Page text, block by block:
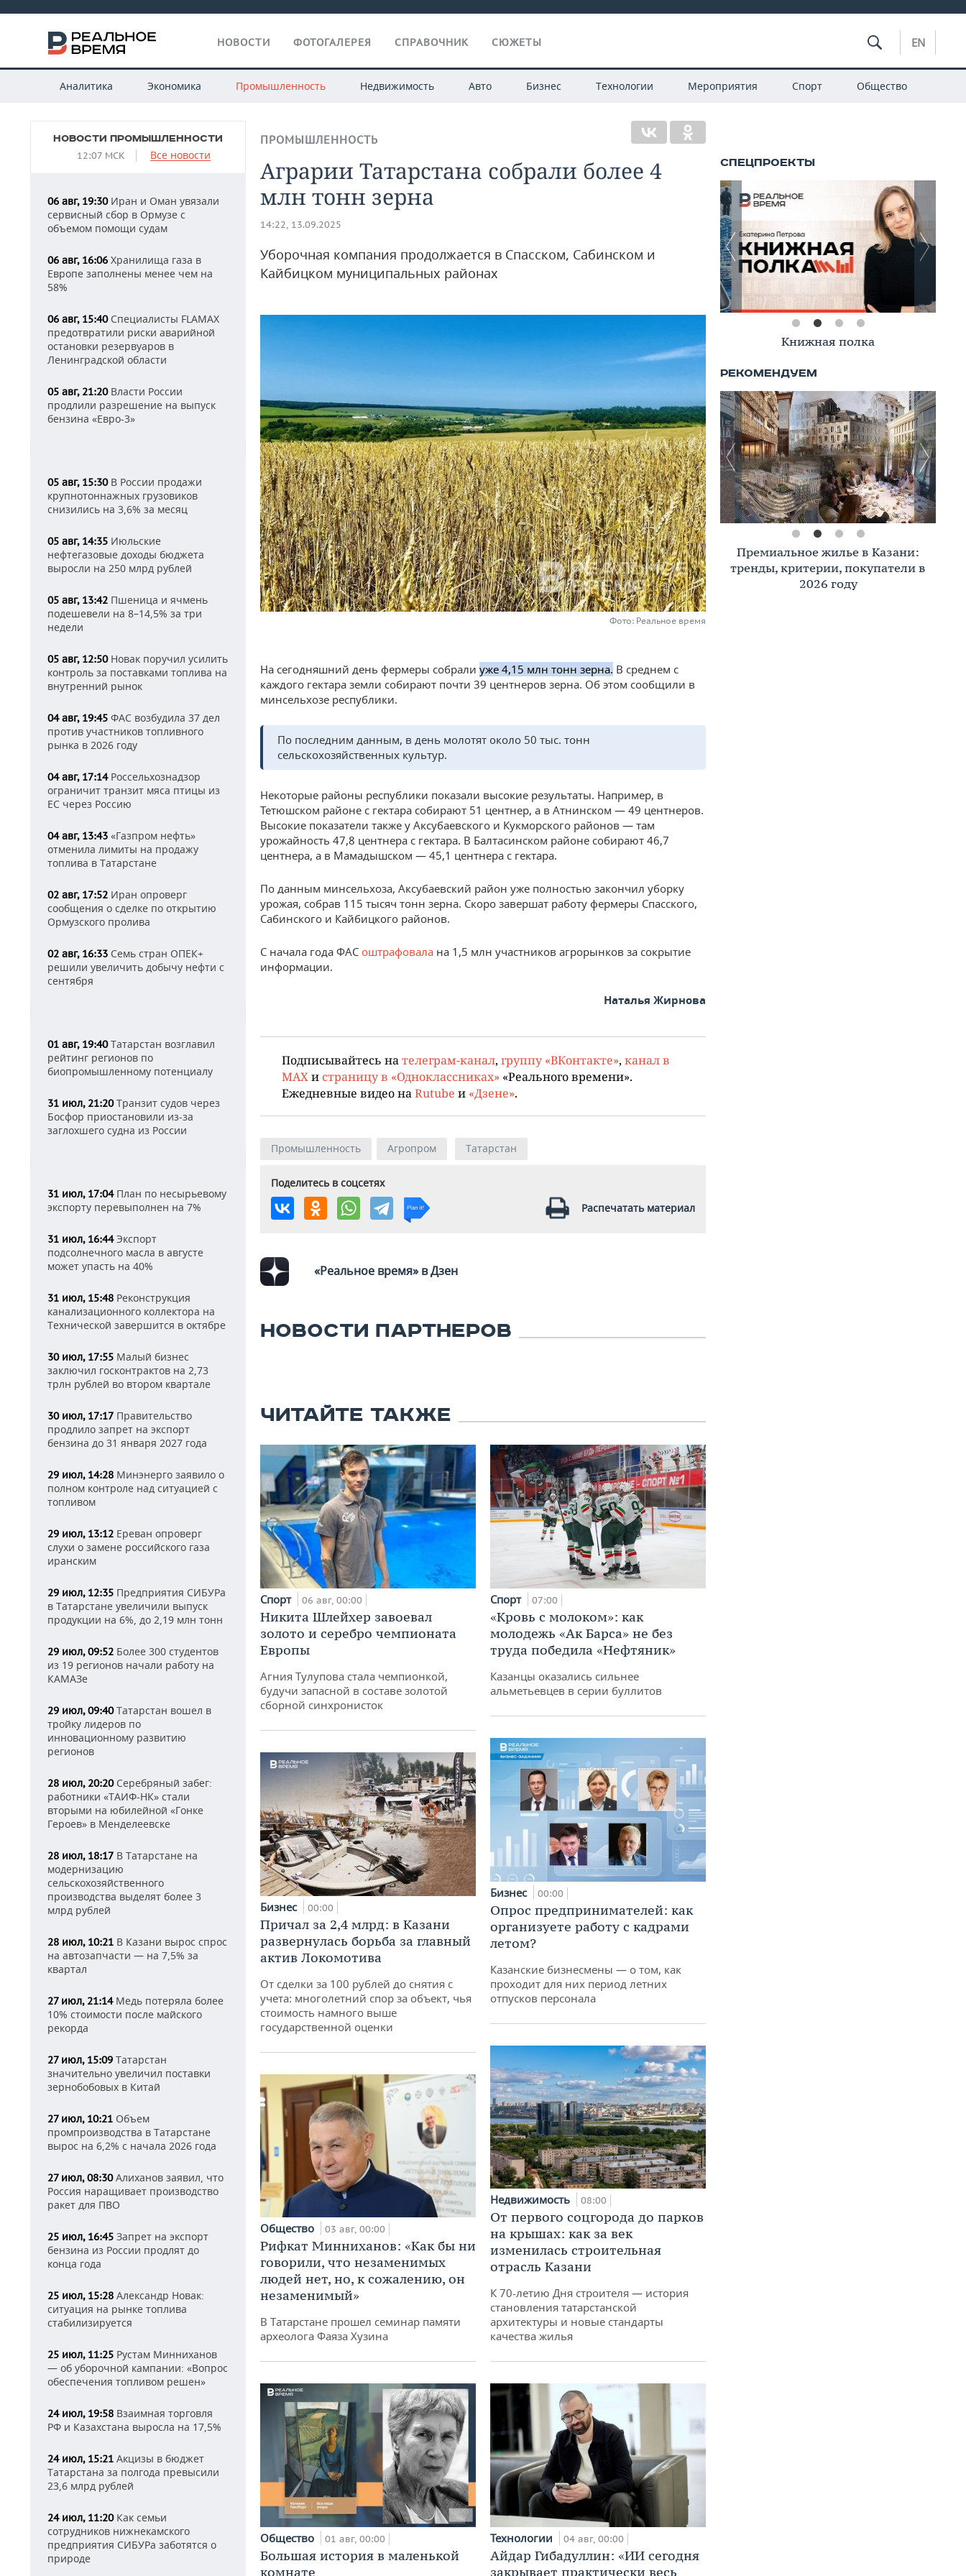
НОВОСТИ ФОТОГАЛЕРЕЯ СПРАВОЧНИК СЮЖЕТЫ EN
Аналитика Экономика Промышленность Недвижимость Авто Бизнес Технологии Мероприятия Спорт Общество
НОВОСТИ ПРОМЫШЛЕННОСТИ
12:07 МСК Все новости
06 авг, 19:30Иран и Оман увязали
сервисный сбор в Ормузе с
объемом помощи судам
06 авг, 16:06 Хранилища газа в
Европе заполнены менее чем на
58%
06 авг, 15:40Специалисты FLAMAX
предотвратили риски аварийной
остановки резервуаров в
Ленинградской области
05 авг, 21:20Власти России
продлили разрешение на выпуск
бензина «Евро-3»
05 авг, 15:30В России продажи
крупнотоннажных грузовиков
снизились на 3,6% за месяц
05 авг, 14:35 Июльские
нефтегазовые доходы бюджета
выросли на 250 млрд рублей
05 авг, 13:42 Пшеница и ячмень
подешевели на 8–14,5% за три
недели
05 авг, 12:50Новак поручил усилить
контроль за поставками топлива на
внутренний рынок
04 авг, 19:45 ФАС возбудила 37 дел
против участников топливного
рынка в 2026 году
04 авг, 17:14Россельхознадзор
ограничит транзит мяса птицы из
ЕС через Россию
04 авг, 13:43 «Газпром нефть»
отменила лимиты на продажу
топлива в Татарстане
02 авг, 17:52 Иран опроверг
сообщения о сделке по открытию
Ормузского пролива
02 авг, 16:33 Семь стран ОПЕК+
решили увеличить добычу нефти с
сентября
01 авг, 19:40Татарстан возглавил
рейтинг регионов по
биопромышленному потенциалу
31 июл, 21:20Транзит судов через
Босфор приостановили из-за
заглохшего судна из России
31 июл, 17:04План по несырьевому
экспорту перевыполнен на 7%
31 июл, 16:44Экспорт
подсолнечного масла в августе
может упасть на 40%
31 июл, 15:48 Реконструкция
канализационного коллектора на
Технической завершится в октябре
30 июл, 17:55 Малый бизнес
заключил госконтрактов на 2,73
трлн рублей во втором квартале
30 июл, 17:17 Правительство
продлило запрет на экспорт
бензина до 31 января 2027 года
29 июл, 14:28 Минэнерго заявило о
полном контроле над ситуацией с
топливом
29 июл, 13:12 Ереван опроверг
слухи о замене российского газа
иранским
29 июл, 12:35 Предприятия СИБУРа
в Татарстане увеличили выпуск
продукции на 6%, до 2,19 млн тонн
29 июл, 09:52 Более 300 студентов
из 19 регионов начали работу на
КАМАЗе
29 июл, 09:40Татарстан вошел в
тройку лидеров по
инновационному развитию
регионов
28 июл, 20:20Серебряный забег:
работники «ТАИФ-НК» стали
вторыми на юбилейной «Гонке
Героев» в Менделеевске
28 июл, 18:17 В Татарстане на
модернизацию
сельскохозяйственного
производства выделят более 3
млрд рублей
28 июл, 10:21 В Казани вырос спрос
на автозапчасти — на 7,5% за
квартал
27 июл, 21:14Медь потеряла более
10% стоимости после майского
рекорда
27 июл, 15:09 Татарстан
значительно увеличил поставки
зернобобовых в Китай
27 июл, 10:21 Объем
промпроизводства в Татарстане
вырос на 6,2% с начала 2026 года
27 июл, 08:30Алиханов заявил, что
Россия наращивает производство
ракет для ПВО
25 июл, 16:45 Запрет на экспорт
бензина из России продлят до
конца года
25 июл, 15:28 Александр Новак:
ситуация на рынке топлива
стабилизируется
25 июл, 11:25 Рустам Минниханов
— об уборочной кампании: «Вопрос
обеспечения топливом решен»
24 июл, 19:58 Взаимная торговля
РФ и Казахстана выросла на 17,5%
24 июл, 15:21 Акцизы в бюджет
Татарстана за полгода превысили
23,6 млрд рублей
24 июл, 11:20Как семьи
сотрудников нижнекамского
предприятия СИБУРа заботятся о
природе
ПРОМЫШЛЕННОСТЬ
Аграрии Татарстана собрали более 4
млн тонн зерна
14:22, 13.09.2025
Уборочная компания продолжается в Спасском, Сабинском и
Кайбицком муниципальных районах
Фото: Реальное время
На сегодняшний день фермеры собрали уже 4,15 млн тонн зерна. В среднем с
каждого гектара земли собирают почти 39 центнеров зерна. Об этом сообщили в
минсельхозе республики.
По последним данным, в день молотят около 50 тыс. тонн
сельскохозяйственных культур.
Некоторые районы республики показали высокие результаты. Например, в
Тетюшском районе с гектара собирают 51 центнер, а в Атнинском — 49 центнеров.
Высокие показатели также у Аксубаевского и Кукморского районов — там
урожайность 47,8 центнера с гектара. В Балтасинском районе собирают 46,7
центнера, а в Мамадышском — 45,1 центнера с гектара.
По данным минсельхоза, Аксубаевский район уже полностью закончил уборку
урожая, собрав 115 тысяч тонн зерна. Скоро завершат работу фермеры Спасского,
Сабинского и Кайбицкого районов.
С начала года ФАС оштрафовала на 1,5 млн участников агрорынков за сокрытие
информации.
Наталья Жирнова
Подписывайтесь нателеграм-канал, группу «ВКонтакте», канал в
MAXи страницу в «Одноклассниках» «Реального времени».
Ежедневные видео наRutube и «Дзене».
Промышленность Агропром Татарстан
Поделитесь в соцсетях
Распечатать материал
«Реальное время» в Дзен
НОВОСТИ ПАРТНЕРОВ
ЧИТАЙТЕ ТАКЖЕ
Спорт 06 авг, 00:00
Никита Шлейхер завоевал
золото и серебро чемпионата
Европы
Агния Тулупова стала чемпионкой,
будучи запасной в составе золотой
сборной синхронисток
Бизнес 00:00
Причал за 2,4 млрд: в Казани
развернулась борьба за главный
актив Локомотива
От сделки за 100 рублей до снятия с
учета: многолетний спор за объект, чья
стоимость намного выше
государственной оценки
Общество 03 авг, 00:00
Рифкат Минниханов: «Как бы ни
говорили, что незаменимых
людей нет, но, к сожалению, он
незаменимый»
В Татарстане прошел семинар памяти
археолога Фаяза Хузина
Общество 01 авг, 00:00
Большая история в маленькой
комнате
Спорт 07:00
«Кровь с молоком»: как
молодежь «Ак Барса» не без
труда победила «Нефтяник»
Казанцы оказались сильнее
альметьевцев в серии буллитов
Бизнес 00:00
Опрос предпринимателей: как
организуете работу с кадрами
летом?
Казанские бизнесмены — о том, как
проходит для них период летних
отпусков персонала
Недвижимость 08:00
От первого соцгорода до парков
на крышах: как за век
изменилась строительная
отрасль Казани
К 70-летию Дня строителя — история
становления татарстанской
архитектуры и новые стандарты
качества жилья
Технологии 04 авг, 00:00
Айдар Гибадуллин: «ИИ сегодня
закрывает практически весь
Книжная полка
Премиальное жилье в Казани:
тренды, критерии, покупатели в
2026 году